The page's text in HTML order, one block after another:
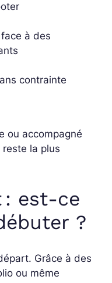
à des
contrainte
ou accompagné
la plus
: est-ce
?
Grâce à des
ou même